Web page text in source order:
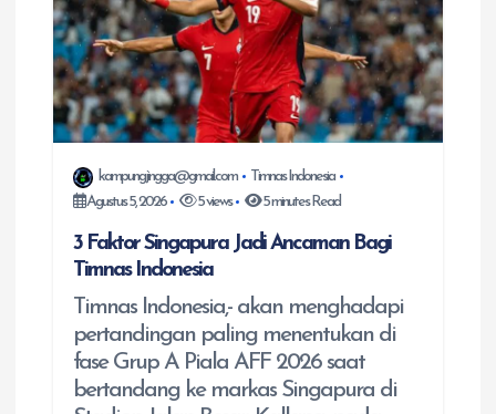
p
o
s
kampungjingga@gmail.com
Timnas Indonesia
Agustus 5, 2026
5 views 5 minutes Read
3 Faktor Singapura Jadi Ancaman Bagi
Timnas Indonesia
Timnas Indonesia,- akan menghadapi
pertandingan paling menentukan di
fase Grup A Piala AFF 2026 saat
bertandang ke markas Singapura di